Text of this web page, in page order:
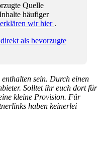
Quelle
häufiger
erklären wir hier .
als bevorzugte
sein. Durch einen
Solltet ihr euch dort für
kleine Provision. Für
haben keinerlei